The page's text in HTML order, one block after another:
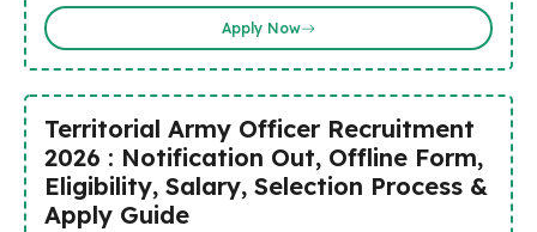
Apply Now
Territorial Army Officer Recruitment
2026 : Notification Out, Offline Form,
Eligibility, Salary, Selection Process &
Apply Guide